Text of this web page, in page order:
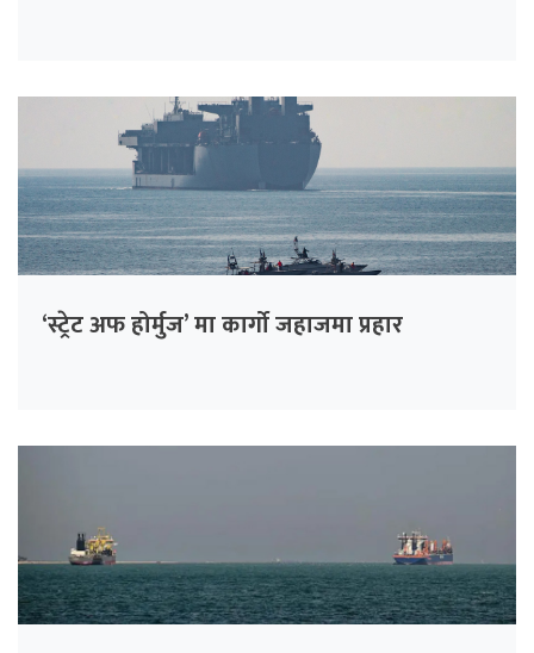
‘स्ट्रेट अफ होर्मुज’ मा कार्गो जहाजमा प्रहार